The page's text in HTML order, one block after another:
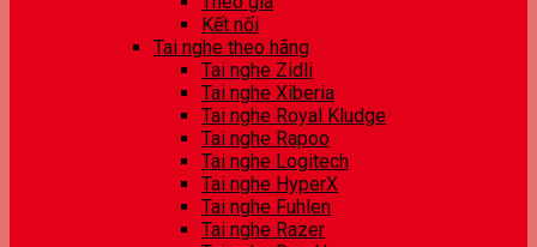
Kết nối
Tai nghe theo hãng
Tai nghe Zidli
Tai nghe Xiberia
Tai nghe Royal Kludge
Tai nghe Rapoo
Tai nghe Logitech
Tai nghe HyperX
Tai nghe Fuhlen
Tai nghe Razer